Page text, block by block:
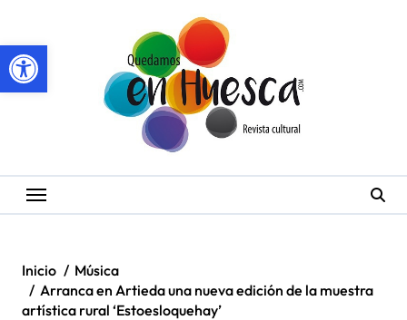
Abrir barra de herramientas
contenido
Inicio
Música
Arranca en Artieda una nueva edición de la muestra
artística rural ‘Estoesloquehay’